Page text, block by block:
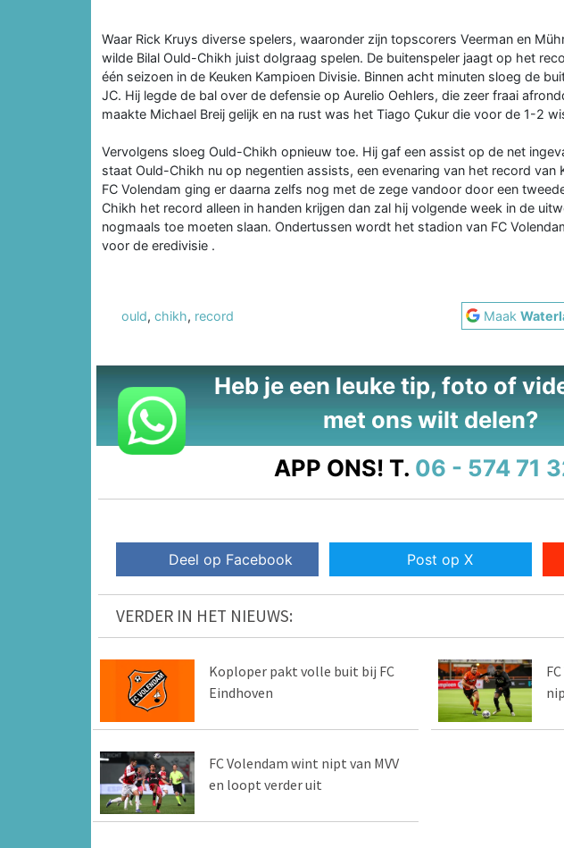
Waar Rick Kruys diverse spelers, waaronder zijn topscorers Veerman en
wilde Bilal Ould-Chikh juist dolgraag spelen. De buitenspeler jaagt op het
één seizoen in de Keuken Kampioen Divisie. Binnen acht minuten sloeg de
JC. Hij legde de bal over de defensie op Aurelio Oehlers, die zeer fraai
maakte Michael Breij gelijk en na rust was het Tiago Çukur die voor de 1-2
Vervolgens sloeg Ould-Chikh opnieuw toe. Hij gaf een assist op de net
staat Ould-Chikh nu op negentien assists, een evenaring van het record van
FC Volendam ging er daarna zelfs nog met de zege vandoor door een
Chikh het record alleen in handen krijgen dan zal hij volgende week in de
nogmaals toe moeten slaan. Ondertussen wordt het stadion van FC
voor de eredivisie .
ould, chikh, record Maak
Heb je een leuke tip, foto of
met ons wilt delen?
APP ONS! T. 06 - 574 71
Deel op Facebook Post op X
VERDER IN HET NIEUWS:
Koploper pakt volle buit bij FC
Eindhoven
FC Volendam wint nipt van MVV
en loopt verder uit